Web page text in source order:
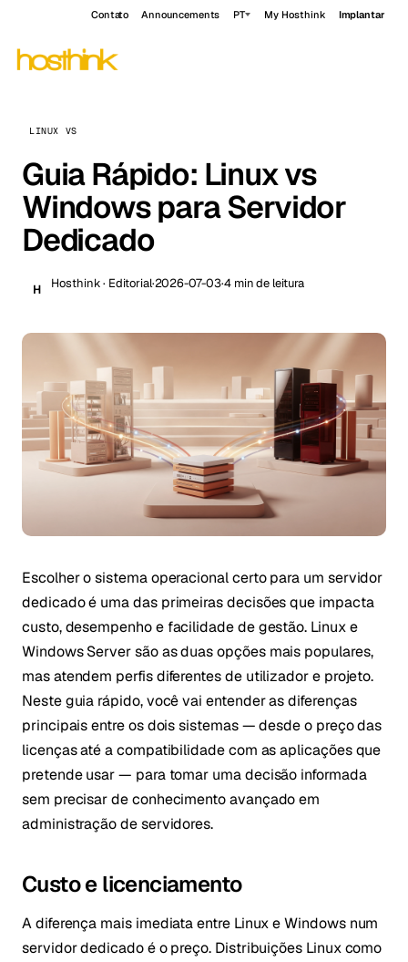
Contato Announcements PT My Hosthink Implantar
LINUX VS
Guia Rápido: Linux vs
Windows para Servidor
Dedicado
H Hosthink · Editorial·2026-07-03·4 min de leitura
Escolher o sistema operacional certo para um servidor
dedicado é uma das primeiras decisões que impacta
custo, desempenho e facilidade de gestão. Linux e
Windows Server são as duas opções mais populares,
mas atendem perfis diferentes de utilizador e projeto.
Neste guia rápido, você vai entender as diferenças
principais entre os dois sistemas — desde o preço das
licenças até a compatibilidade com as aplicações que
pretende usar — para tomar uma decisão informada
sem precisar de conhecimento avançado em
administração de servidores.
Custo e licenciamento
A diferença mais imediata entre Linux e Windows num
servidor dedicado é o preço. Distribuições Linux como